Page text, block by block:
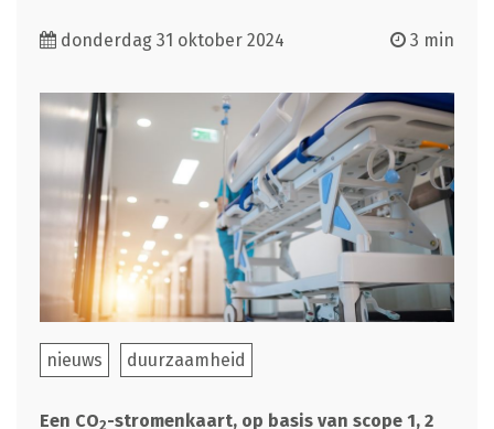
donderdag 31 oktober 2024 3 min
nieuws duurzaamheid
Een CO2-stromenkaart, op basis van scope 1, 2